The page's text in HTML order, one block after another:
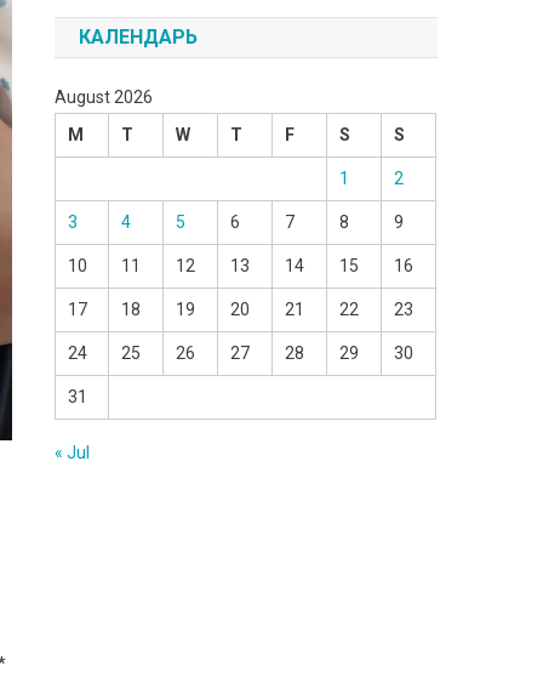
КАЛЕНДАРЬ
August 2026
M
T W T F S S
1 2
3 4 5 6 7 8 9
10 11 12 13 14 15 16
17 18 19 20 21 22 23
24 25 26 27 28 29 30
31
« Jul